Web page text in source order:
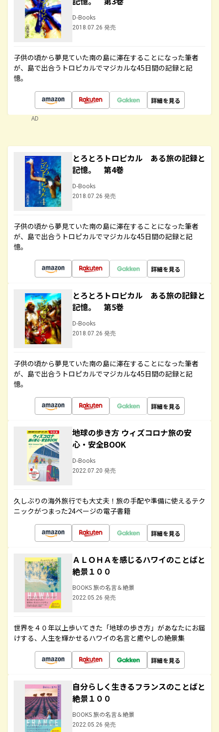
D-Books
2018.07.26 発売
子供の頃から夢見ていた南の島に滞在することになった筆者
が、島で出合うトロピカルでマジカルな45日間の記録と記
憶。
詳細を見る
AD
とろとろトロピカル ある旅の記録と
記憶。 第4巻
D-Books
2018.07.26 発売
子供の頃から夢見ていた南の島に滞在することになった筆者
が、島で出合うトロピカルでマジカルな45日間の記録と記
憶。
詳細を見る
とろとろトロピカル ある旅の記録と
記憶。 第5巻
D-Books
2018.07.26 発売
子供の頃から夢見ていた南の島に滞在することになった筆者
が、島で出合うトロピカルでマジカルな45日間の記録と記
憶。
詳細を見る
地球の歩き方 ウィズコロナ旅の安
心・安全BOOK
D-Books
2022.07.20 発売
久しぶりの海外旅行でも大丈夫！旅の手配や準備に使えるテク
ニックがつまった24ページの電子書籍
詳細を見る
ＡＬＯＨＡを感じるハワイのことばと
絶景１００
BOOKS 旅の名言＆絶景
2022.05.26 発売
世界を４０年以上歩いてきた「地球の歩き方」があなたにお届
けする、人生を輝かせるハワイの名言と癒やしの絶景集
詳細を見る
自分らしく生きるフランスのことばと
絶景１００
BOOKS 旅の名言＆絶景
2022.05.26 発売